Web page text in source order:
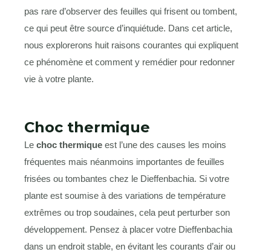
pas rare d’observer des feuilles qui frisent ou tombent,
ce qui peut être source d’inquiétude. Dans cet article,
nous explorerons huit raisons courantes qui expliquent
ce phénomène et comment y remédier pour redonner
vie à votre plante.
Choc thermique
Le choc thermique est l’une des causes les moins
fréquentes mais néanmoins importantes de feuilles
frisées ou tombantes chez le Dieffenbachia. Si votre
plante est soumise à des variations de température
extrêmes ou trop soudaines, cela peut perturber son
développement. Pensez à placer votre Dieffenbachia
dans un endroit stable, en évitant les courants d’air ou